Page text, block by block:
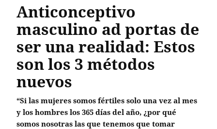
Anticonceptivo
masculino ad portas de
ser una realidad: Estos
son los 3 métodos
nuevos
“Si las mujeres somos fértiles solo una vez al mes
y los hombres los 365 días del año, ¿por qué
somos nosotras las que tenemos que tomar